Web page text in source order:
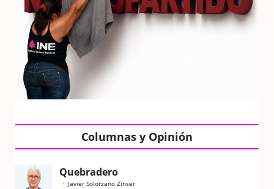
Columnas y Opinión
Quebradero
Javier Solorzano Zinser